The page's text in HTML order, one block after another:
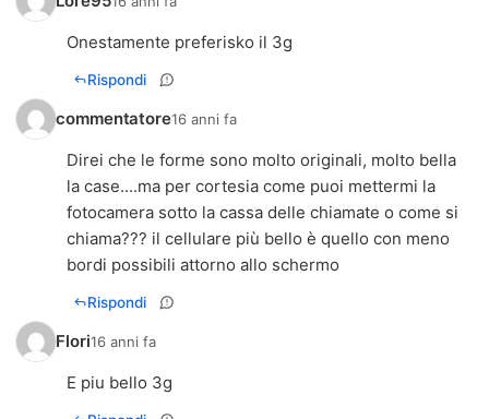
Onestamente preferisko il 3g
Rispondi
commentatore16 anni fa
Direi che le forme sono molto originali, molto bella
la case....ma per cortesia come puoi mettermi la
fotocamera sotto la cassa delle chiamate o come si
chiama??? il cellulare più bello è quello con meno
bordi possibili attorno allo schermo
Rispondi
Flori16 anni fa
E piu bello 3g